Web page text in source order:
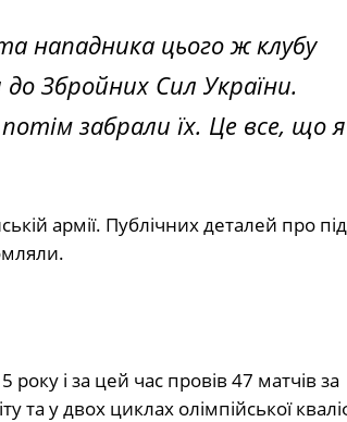
нападника цього ж клубу
до Збройних Сил України.
забрали їх. Це все, що я
армії. Публічних деталей про
року і за цей час провів 47 матчів за
у двох циклах олімпійської